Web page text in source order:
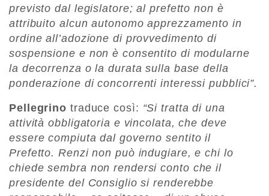
previsto dal legislatore; al prefetto non è
attribuito alcun autonomo apprezzamento in
ordine all’adozione di provvedimento di
sospensione e non è consentito di modularne
la decorrenza o la durata sulla base della
ponderazione di concorrenti interessi pubblici”.
Pellegrino traduce così: “Si tratta di una
attività obbligatoria e vincolata, che deve
essere compiuta dal governo sentito il
Prefetto. Renzi non può indugiare, e chi lo
chiede sembra non rendersi conto che il
presidente del Consiglio si renderebbe